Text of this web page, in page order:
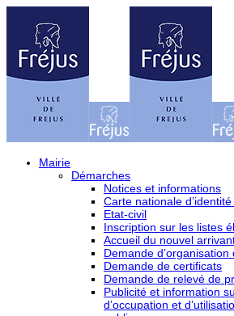
Mairie
Démarches
Notices et informations
Carte nationale
Etat-civil
Inscription sur les listes
Accueil du nouvel
Demande d’organisation
Demande de certificats
Demande de relevé de
Publicité et information
d’occupation et